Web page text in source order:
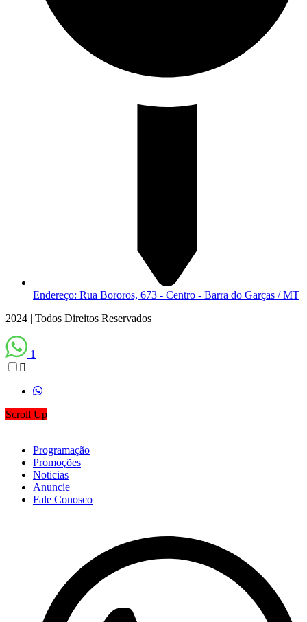
Endereço: Rua Bororos, 673 - Centro - Barra do Garças / MT
2024 | Todos Direitos Reservados
1
Scroll Up
Programação
Promoções
Noticias
Anuncie
Fale Conosco